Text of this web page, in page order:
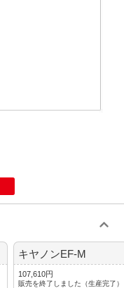
キヤノンEF-M
107,610円
販売を終了しました（生産完了）